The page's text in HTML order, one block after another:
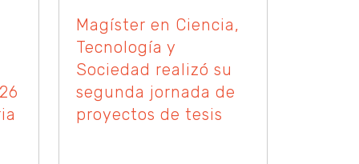
Magíster en Ciencia,
Tecnología y
Sociedad realizó su
segunda jornada de
proyectos de tesis